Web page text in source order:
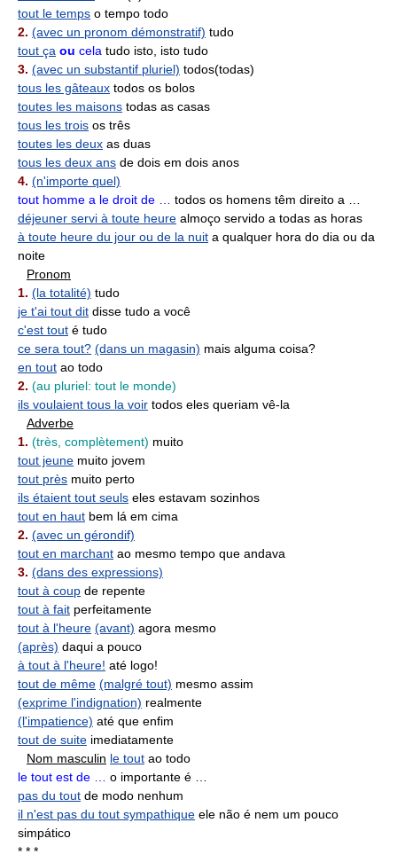
tout le temps o tempo todo
2. (avec un pronom démonstratif) tudo
tout ça ou cela tudo isto, isto tudo
3. (avec un substantif pluriel) todos(todas)
tous les gâteaux todos os bolos
toutes les maisons todas as casas
tous les trois os três
toutes les deux as duas
tous les deux ans de dois em dois anos
4. (n'importe quel)
tout homme a le droit de …
todos os homens têm direito a …
déjeuner servi à toute heure almoço servido a todas as horas
à toute heure du jour ou de la nuit a qualquer hora do dia ou da
noite
Pronom
1. (la totalité) tudo
je t'ai tout dit disse tudo a você
c'est tout é tudo
ce sera tout? (dans un magasin) mais alguma coisa?
en tout ao todo
2. (au pluriel: tout le monde)
ils voulaient tous la voir todos eles queriam vê-la
Adverbe
1. (très, complètement) muito
tout jeune muito jovem
tout près muito perto
ils étaient tout seuls eles estavam sozinhos
tout en haut bem lá em cima
2. (avec un gérondif)
tout en marchant ao mesmo tempo que andava
3. (dans des expressions)
tout à coup de repente
tout à fait perfeitamente
tout à l'heure (avant) agora mesmo
(après) daqui a pouco
à tout à l'heure! até logo!
tout de même (malgré tout) mesmo assim
(exprime l'indignation) realmente
(l'impatience) até que enfim
tout de suite imediatamente
Nom masculin le tout ao todo
le tout est de …
o importante é …
pas du tout de modo nenhum
il n'est pas du tout sympathique ele não é nem um pouco
simpático
* * *